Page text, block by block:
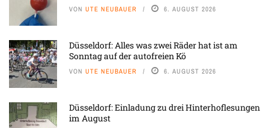
VON UTE NEUBAUER 6. AUGUST 2026
Düsseldorf: Alles was zwei Räder hat ist am
Sonntag auf der autofreien Kö
VON UTE NEUBAUER 6. AUGUST 2026
Düsseldorf: Einladung zu drei Hinterhoflesungen
im August